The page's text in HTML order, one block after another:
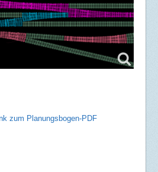
zum Planungsbogen-PDF